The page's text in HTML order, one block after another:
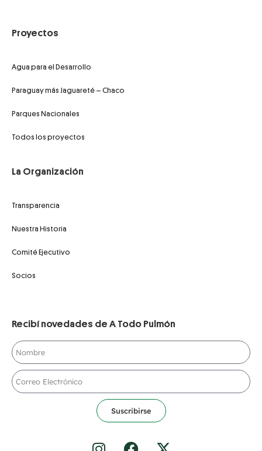
Proyectos
Agua para el Desarrollo
Paraguay más Jaguareté – Chaco
Parques Nacionales
Todos los proyectos
La Organización
Transparencia
Nuestra Historia
Comité Ejecutivo
Socios
Recibí novedades de A Todo Pulmón
Suscribirse